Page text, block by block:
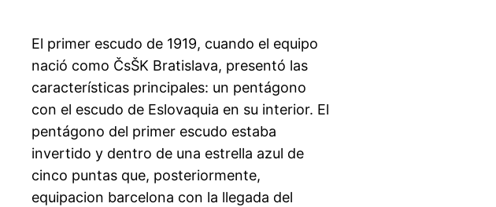
El primer escudo de 1919, cuando el equipo
nació como ČsŠK Bratislava, presentó las
características principales: un pentágono
con el escudo de Eslovaquia en su interior. El
pentágono del primer escudo estaba
invertido y dentro de una estrella azul de
cinco puntas que, posteriormente,
equipacion barcelona con la llegada del